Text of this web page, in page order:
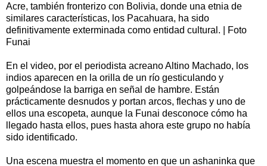
Acre, también fronterizo con Bolivia, donde una etnia de
similares características, los Pacahuara, ha sido
definitivamente exterminada como entidad cultural. | Foto
Funai
En el video, por el periodista acreano Altino Machado, los
indios aparecen en la orilla de un río gesticulando y
golpeándose la barriga en señal de hambre. Están
prácticamente desnudos y portan arcos, flechas y uno de
ellos una escopeta, aunque la Funai desconoce cómo ha
llegado hasta ellos, pues hasta ahora este grupo no había
sido identificado.
Una escena muestra el momento en que un ashaninka que